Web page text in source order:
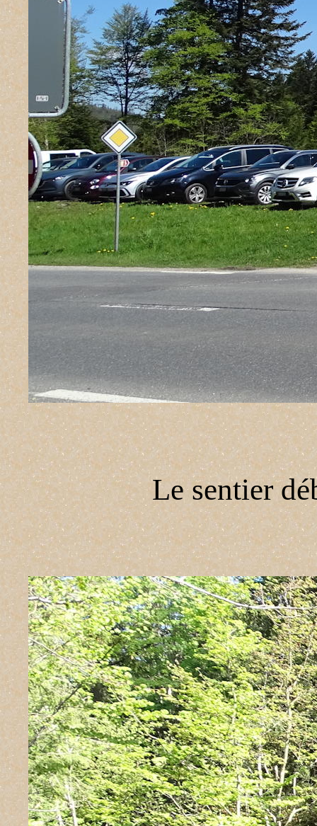
Le sentier